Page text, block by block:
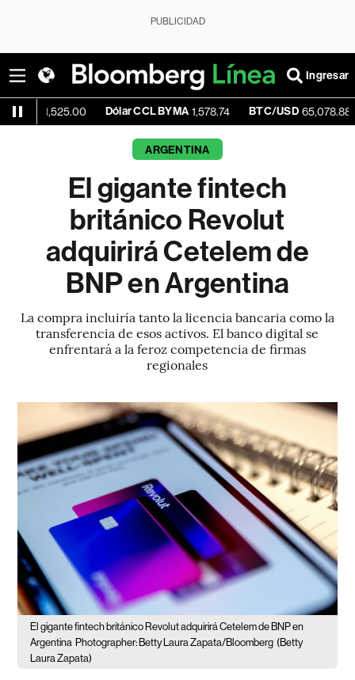
PUBLICIDAD
Ingresar
Dólar CCL BYMA 1,578.74 BTC/USD 65,078.88 -0.04%
ARGENTINA
El gigante fintech
británico Revolut
adquirirá Cetelem de
BNP en Argentina
La compra incluiría tanto la licencia bancaria como la
transferencia de esos activos. El banco digital se
enfrentará a la feroz competencia de firmas
regionales
El gigante fintech británico Revolut adquirirá Cetelem de BNP en
Argentina Photographer: Betty Laura Zapata/Bloomberg (Betty
Laura Zapata)